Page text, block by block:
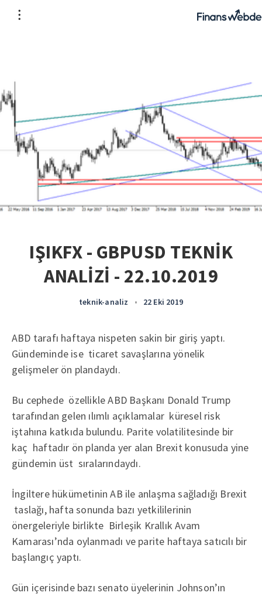
IŞIKFX - GBPUSD TEKNİK
ANALİZİ - 22.10.2019
teknik-analiz • 22 Eki 2019
ABD tarafı haftaya nispeten sakin bir giriş yaptı.
Gündeminde ise ticaret savaşlarına yönelik
gelişmeler ön plandaydı.
Bu cephede özellikle ABD Başkanı Donald Trump
tarafından gelen ılımlı açıklamalar küresel risk
iştahına katkıda bulundu. Parite volatilitesinde bir
kaç haftadır ön planda yer alan Brexit konusuda yine
gündemin üst sıralarındaydı.
İngiltere hükümetinin AB ile anlaşma sağladığı Brexit
taslağı, hafta sonunda bazı yetkililerinin
önergeleriyle birlikte Birleşik Krallık Avam
Kamarası’nda oylanmadı ve parite haftaya satıcılı bir
başlangıç yaptı.
Gün içerisinde bazı senato üyelerinin Johnson’ın